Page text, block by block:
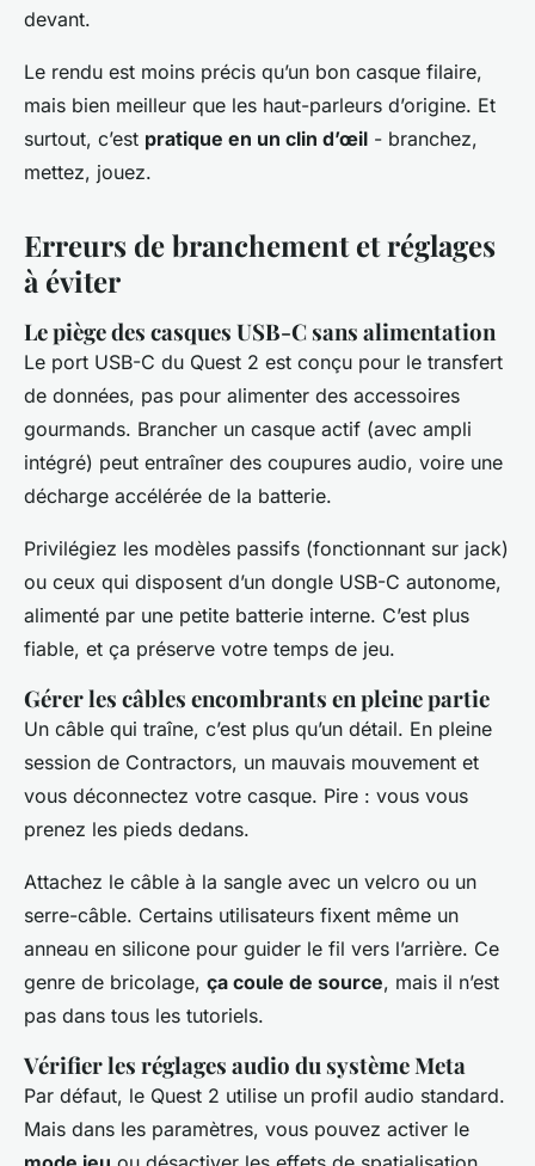
devant.
Le rendu est moins précis qu’un bon casque filaire,
mais bien meilleur que les haut-parleurs d’origine. Et
surtout, c’est pratique en un clin d’œil - branchez,
mettez, jouez.
Erreurs de branchement et réglages
à éviter
Le piège des casques USB-C sans alimentation
Le port USB-C du Quest 2 est conçu pour le transfert
de données, pas pour alimenter des accessoires
gourmands. Brancher un casque actif (avec ampli
intégré) peut entraîner des coupures audio, voire une
décharge accélérée de la batterie.
Privilégiez les modèles passifs (fonctionnant sur jack)
ou ceux qui disposent d’un dongle USB-C autonome,
alimenté par une petite batterie interne. C’est plus
fiable, et ça préserve votre temps de jeu.
Gérer les câbles encombrants en pleine partie
Un câble qui traîne, c’est plus qu’un détail. En pleine
session de Contractors, un mauvais mouvement et
vous déconnectez votre casque. Pire : vous vous
prenez les pieds dedans.
Attachez le câble à la sangle avec un velcro ou un
serre-câble. Certains utilisateurs fixent même un
anneau en silicone pour guider le fil vers l’arrière. Ce
genre de bricolage, ça coule de source, mais il n’est
pas dans tous les tutoriels.
Vérifier les réglages audio du système Meta
Par défaut, le Quest 2 utilise un profil audio standard.
Mais dans les paramètres, vous pouvez activer le